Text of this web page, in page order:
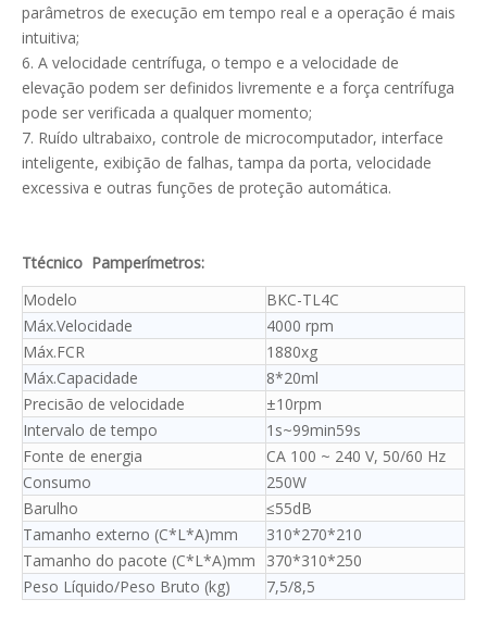
parâmetros de execução em tempo real e a operação é mais
intuitiva;
6. A velocidade centrífuga, o tempo e a velocidade de
elevação podem ser definidos livremente e a força centrífuga
pode ser verificada a qualquer momento;
7. Ruído ultrabaixo, controle de microcomputador, interface
inteligente, exibição de falhas, tampa da porta, velocidade
excessiva e outras funções de proteção automática.
Ttécnico Pamperímetros:
Modelo
BKC-TL4C
Máx.Velocidade
4000 rpm
Máx.FCR
1880xg
Máx.Capacidade
8*20ml
Precisão de velocidade
±10rpm
Intervalo de tempo
1s~99min59s
Fonte de energia
CA 100 ~ 240 V, 50/60 Hz
Consumo
250W
Barulho
≤55dB
Tamanho externo (C*L*A)mm
310*270*210
Tamanho do pacote (C*L*A)mm
370*310*250
Peso Líquido/Peso Bruto (kg)
7,5/8,5